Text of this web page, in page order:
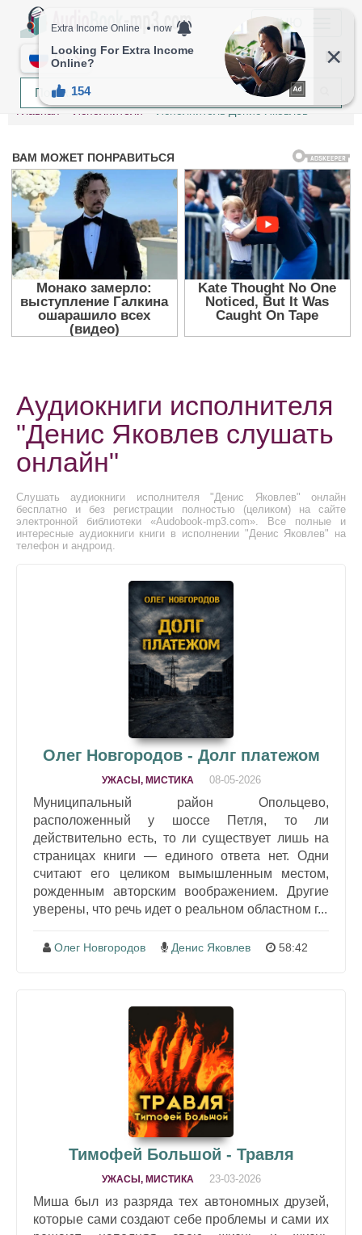
МЕНЮ
RU
Главная Исполнители Исполнитель Денис Яковлев
Аудиокниги исполнителя
"Денис Яковлев слушать
онлайн"
Слушать аудиокниги исполнителя "Денис Яковлев" онлайн
бесплатно и без регистрации полностью (целиком) на сайте
электронной библиотеки «Audobook-mp3.com». Все полные и
интересные аудиокниги книги в исполнении "Денис Яковлев" на
телефон и андроид.
Олег Новгородов - Долг платежом
УЖАСЫ, МИСТИКА 08-05-2026
Муниципальный район Опольцево,
расположенный у шоссе Петля, то ли
действительно есть, то ли существует лишь на
страницах книги — единого ответа нет. Одни
считают его целиком вымышленным местом,
рожденным авторским воображением. Другие
уверены, что речь идет о реальном областном г...
Олег Новгородов Денис Яковлев 58:42
Тимофей Большой - Травля
УЖАСЫ, МИСТИКА 23-03-2026
Миша был из разряда тех автономных друзей,
которые сами создают себе проблемы и сами их